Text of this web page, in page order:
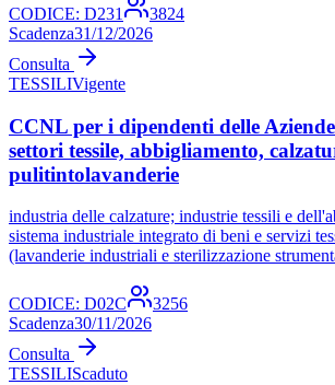
CODICE: D231
3824
Scadenza31/12/2026
Consulta
TESSILIVigente
CCNL per i dipendenti delle
settori tessile, abbigliamento,
pulitintolavanderie
industria delle calzature; industrie tessili e
sistema industriale integrato di beni e servizi
(lavanderie industriali e sterilizzazione
CODICE: D02C
3256
Scadenza30/11/2026
Consulta
TESSILIScaduto